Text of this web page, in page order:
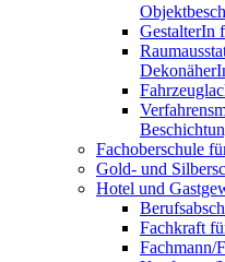
GestalterIn
Fachoberschule
Gold- und
Hotel und
Fachkraft
Fachmann/